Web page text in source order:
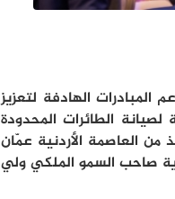
ودعم المبادرات الهادفة لتعزيز
لصيانة الطائرات المحدودة
من العاصمة الأردنية عمّان
2026"، الذي عقد مؤخراً برعاية صاحب السمو الملكي ولي